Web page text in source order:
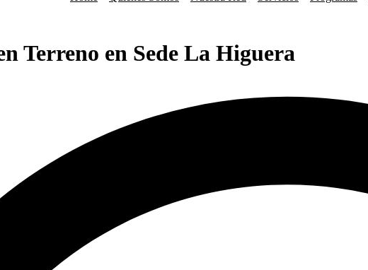
Terreno en Sede La Higuera